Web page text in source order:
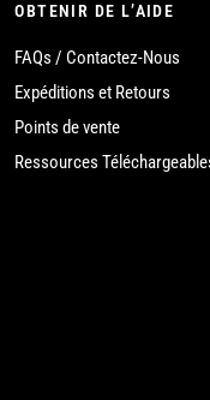
OBTENIR DE L’AIDE
FAQs / Contactez-Nous
Expéditions et Retours
Points de vente
Ressources